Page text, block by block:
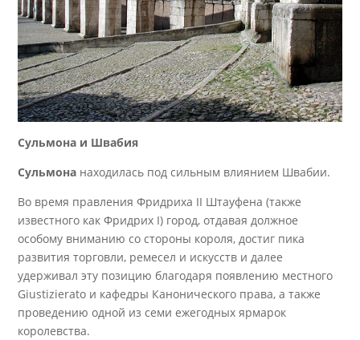
Сульмона и Швабия
Сульмона находилась под сильным влиянием Швабии.
Во время правления Фридриха II Штауфена (также
известного как Фридрих I) город, отдавая должное
особому вниманию со стороны короля, достиг пика
развития торговли, ремесел и искусств и далее
удерживал эту позицию благодаря появлению местного
Giustizierato и кафедры Канонического права, а также
проведению одной из семи ежегодных ярмарок
королевства.